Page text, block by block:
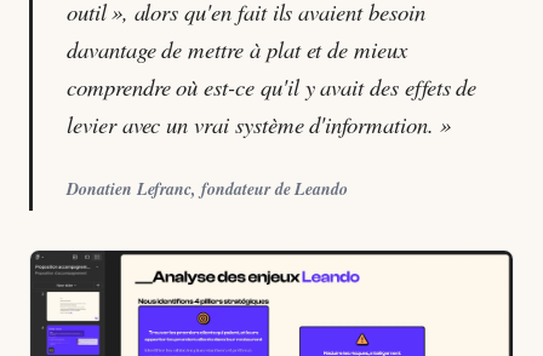
outil », alors qu'en fait ils avaient besoin
davantage de mettre à plat et de mieux
comprendre où est-ce qu'il y avait des effets de
levier avec un vrai système d'information. »
Donatien Lefranc, fondateur de Leando